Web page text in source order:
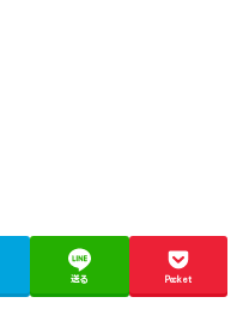
送る Pocket